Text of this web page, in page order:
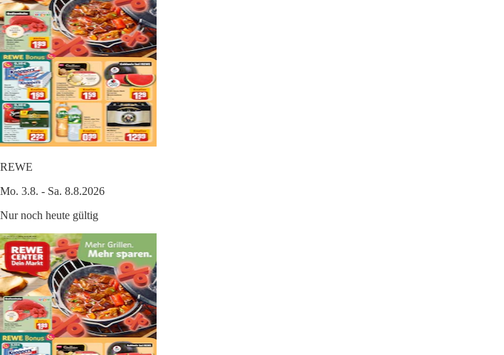
REWE
Mo. 3.8. - Sa. 8.8.2026
Nur noch heute gültig